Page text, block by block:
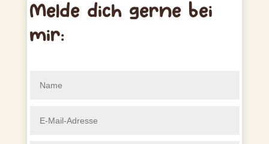
Melde dich gerne bei
mir: